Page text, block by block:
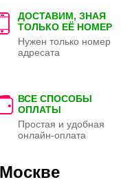
ДОСТАВИМ, ЗНАЯ
ТОЛЬКО ЕЁ НОМЕР
Нужен только номер
адресата
ВСЕ СПОСОБЫ
ОПЛАТЫ
Простая и удобная
онлайн-оплата